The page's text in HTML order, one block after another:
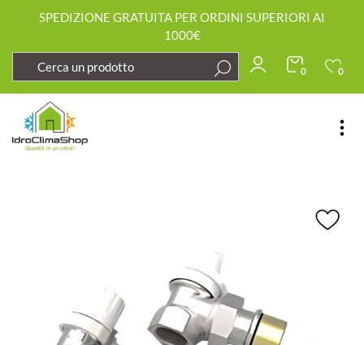
SPEDIZIONE GRATUITA PER ORDINI SUPERIORI AI
1000€
0 0